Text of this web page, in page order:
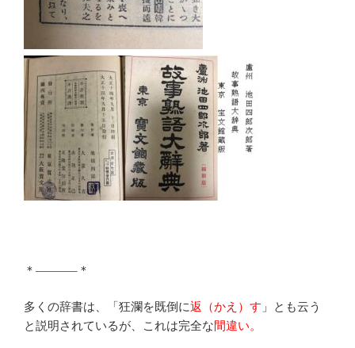
＊———–＊
多くの辞書は、「狂瀾を既倒に返（かえ）す 」とも云う
と説明されているが、これは完全な間違い。